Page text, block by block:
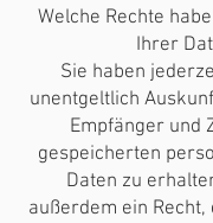
Welche Rechte
Ihrer
Sie haben
unentgeltlich
Empfänger und
gespeicherten
Daten zu
außerdem ein